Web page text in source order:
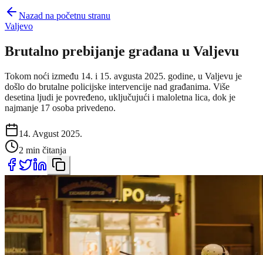
Nazad na početnu stranu
Valjevo
Brutalno prebijanje građana u Valjevu
Tokom noći između 14. i 15. avgusta 2025. godine, u Valjevu je
došlo do brutalne policijske intervencije nad građanima. Više
desetina ljudi je povređeno, uključujući i maloletna lica, dok je
najmanje 17 osoba privedeno.
14. Avgust 2025.
2 min čitanja